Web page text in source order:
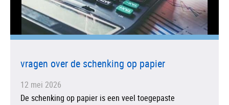
vragen over de schenking op papier
12 mei 2026
De schenking op papier is een veel toegepaste